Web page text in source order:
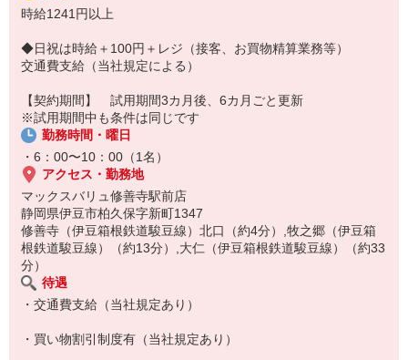
空いている時間を有効活用してお仕事しませんか！！
またマニュアルや先輩のサポートがあるので
困ったことはなんでもお気軽に相談してくださいね。
＜ママさんも応援！！ スーパーならこんなことも！！＞
お店では、子育てママやお仕事復帰の主婦さんも
たくさん活躍中！！ だから、学校の行事があって
お休みがほしいとか、シフトで困ったことがあっても、
気軽に相談できるのもうれしいですよね。
お仕事おわりにサクッと晩ごはんの買い物をして帰る
時給1241円以上
◆日祝は時給＋100円＋レジ（接客、お買物精算業務等）
交通費支給（当社規定による）
【契約期間】 試用期間3カ月後、6カ月ごと更新
※試用期間中も条件は同じです
勤務時間・曜日
・6：00〜10：00（1名）
アクセス・勤務地
マックスバリュ修善寺駅前店
静岡県伊豆市柏久保字新町1347
修善寺（伊豆箱根鉄道駿豆線）北口（約4分）,牧之郷（伊豆箱
根鉄道駿豆線）（約13分）,大仁（伊豆箱根鉄道駿豆線）（約33
分）
待遇
・交通費支給（当社規定あり）
・買い物割引制度有（当社規定あり）